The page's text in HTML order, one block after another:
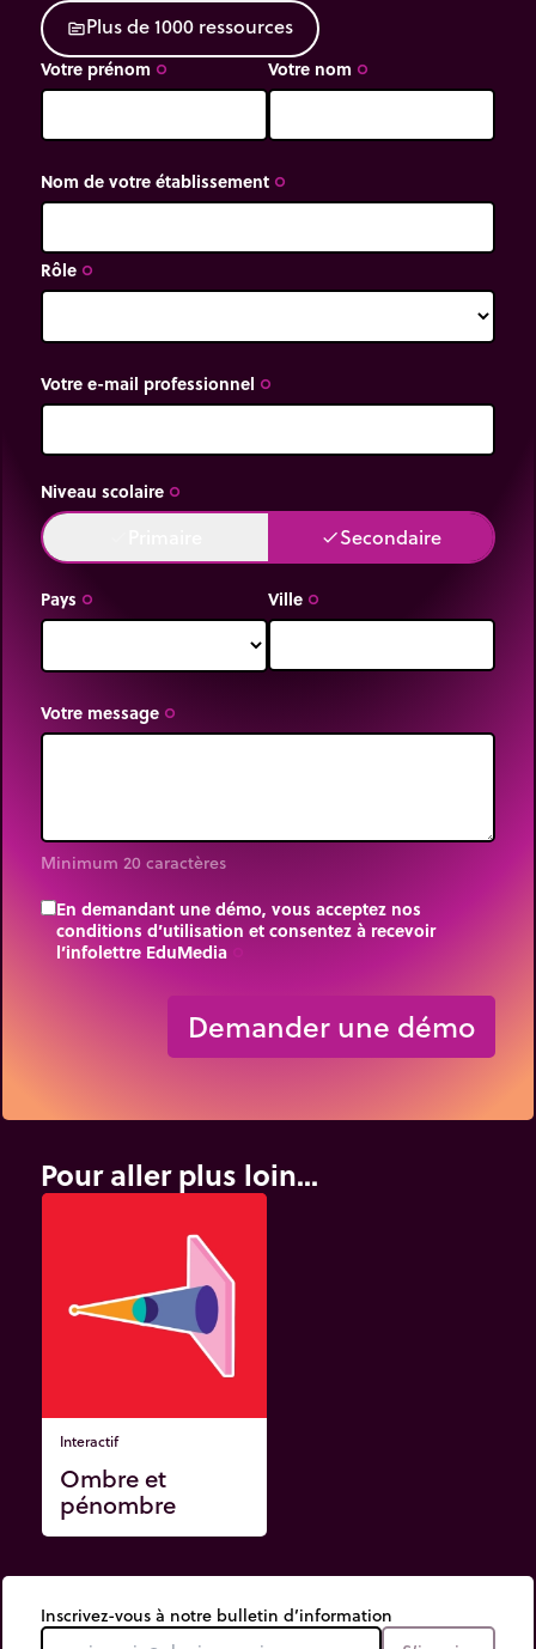
sourcePlusde1000 ressources
Votre prénom trip_origin Votre nom trip_origin
Nom de votre établissement trip_origin
Rôle trip_origin
Votre e-mail professionnel trip_origin
Niveau scolaire trip_origin
doneSecondaire
Pays trip_origin Ville trip_origin
Votre message trip_origin
Minimum 20 caractères
En demandant une démo, vous acceptez nos
conditions d’utilisation et consentez à recevoir
l’infolettre EduMedia
Demander une démo
Pour aller plus loin...
Interactif
Ombre et
pénombre
Inscrivez-vous à notre bulletin d’information